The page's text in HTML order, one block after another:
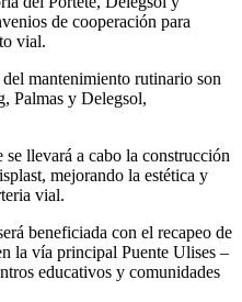
de cooperación para
vial.
mantenimiento rutinario son
Palmas y Delegsol,
llevará a cabo la construcción
mejorando la estética y
vial.
beneficiada con el recapeo de
la vía principal Puente Ulises –
educativos y comunidades